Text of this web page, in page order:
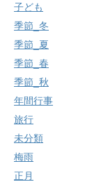
子ども
季節_冬
季節_夏
季節_春
季節_秋
年間行事
旅行
未分類
梅雨
正月